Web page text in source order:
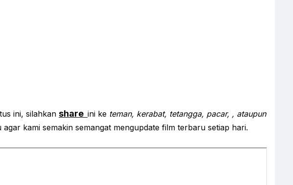
ini, silahkan share ini ke teman, kerabat, tetangga, pacar, , ataupun
kami semakin semangat mengupdate film terbaru setiap hari.